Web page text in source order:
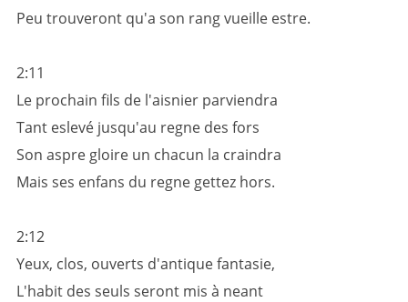
Peu trouveront qu'a son rang vueille estre.
2:11
Le prochain fils de l'aisnier parviendra
Tant eslevé jusqu'au regne des fors
Son aspre gloire un chacun la craindra
Mais ses enfans du regne gettez hors.
2:12
Yeux, clos, ouverts d'antique fantasie,
L'habit des seuls seront mis à neant